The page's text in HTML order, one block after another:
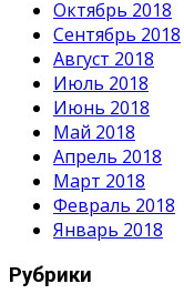
Октябрь 2018
Сентябрь 2018
Август 2018
Июль 2018
Июнь 2018
Май 2018
Апрель 2018
Март 2018
Февраль 2018
Январь 2018
Рубрики